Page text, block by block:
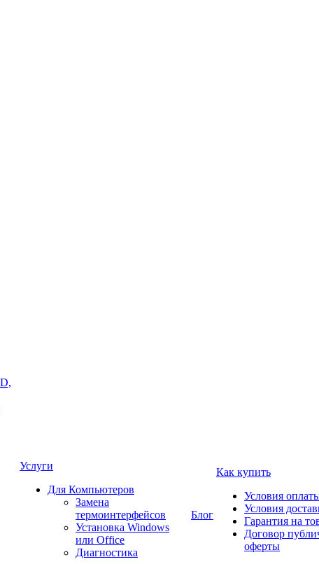
Услуги
Для Компьютеров
Замена
термоинтерфейсов
Установка Windows
или Office
Диагностика
Блог
Как купить
Условия
Условия
Гарантия на
Договор
оферты